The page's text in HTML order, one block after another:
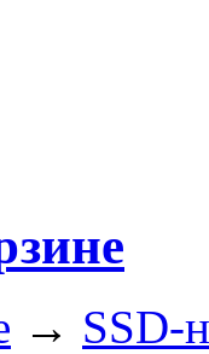
→ SSD-